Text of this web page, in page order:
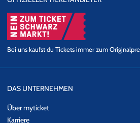
Bei uns kaufst du Tickets immer zum
DAS UNTERNEHMEN
Über myticket
Karriere